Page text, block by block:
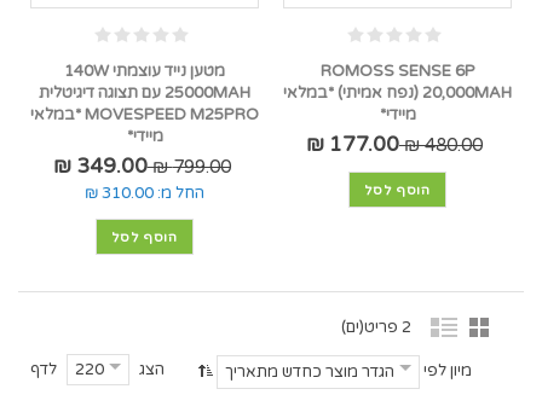
ROMOSS SENSE 6P
20,000MAH (נפח אמיתי) *במלאי
מיידי*
480.00 ₪
177.00 ₪
הוסף לסל
מטען נייד עוצמתי 140W
25000MAH עם תצוגה דיגיטלית
MOVESPEED M25PRO *במלאי
מיידי*
799.00 ₪
349.00 ₪
החל מ: 310.00 ₪
הוסף לסל
2 פריט(ים)
הצג 220 לדף מיון לפי הגדר מוצר כחדש מתאריך